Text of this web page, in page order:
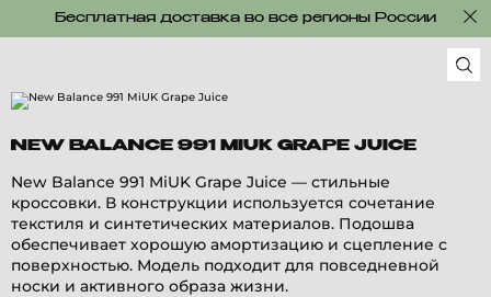
Бесплатная доставка во все регионы России
NEW BALANCE 991 MIUK GRAPE JUICE
New Balance 991 MiUK Grape Juice — стильные
кроссовки. В конструкции используется сочетание
текстиля и синтетических материалов. Подошва
обеспечивает хорошую амортизацию и сцепление с
поверхностью. Модель подходит для повседневной
носки и активного образа жизни.